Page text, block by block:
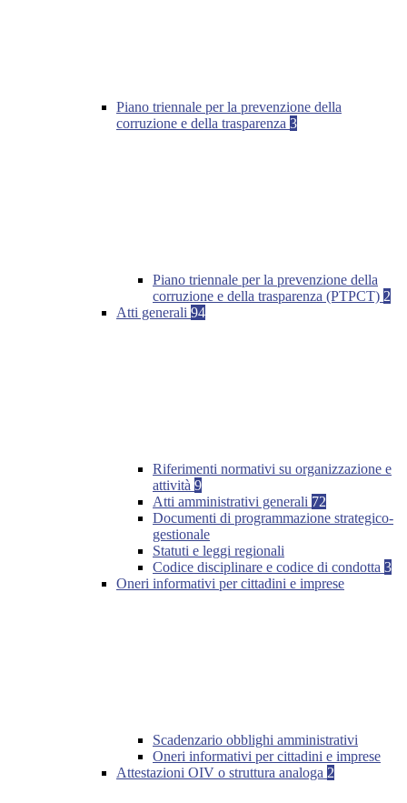
Piano triennale per la prevenzione della
corruzione e della trasparenza 3
Piano triennale per la prevenzione della
corruzione e della trasparenza (PTPCT) 2
Atti generali 94
Riferimenti normativi su organizzazione e
attività 9
Atti amministrativi generali 72
Documenti di programmazione strategico-
gestionale
Statuti e leggi regionali
Codice disciplinare e codice di condotta 3
Oneri informativi per cittadini e imprese
Scadenzario obblighi amministrativi
Oneri informativi per cittadini e imprese
Attestazioni OIV o struttura analoga 2